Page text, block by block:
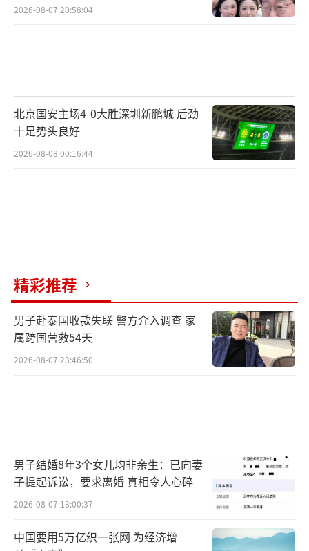
2026-08-07 20:58:04
北京国安主场4-0大胜深圳新鹏城 后劲
十足势头良好
2026-08-08 00:16:44
精彩推荐
男子赴泰国收款失联 警方介入调查 家
属跨国营救54天
2026-08-07 23:46:50
男子结婚8年3个女儿均非亲生：已向妻
子提起诉讼，要求离婚 真相令人心碎
2026-08-07 13:00:37
中国要用5万亿织一张网 为经济增